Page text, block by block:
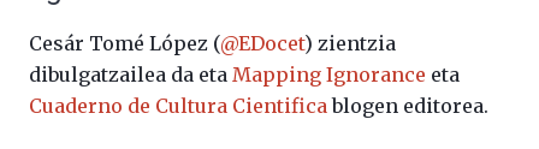
Cesár Tomé López (@EDocet) zientzia
dibulgatzailea da eta Mapping Ignorance eta
Cuaderno de Cultura Cientifica blogen editorea.